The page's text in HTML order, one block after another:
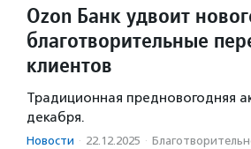
Ozon Банк удвоит
благотворительные
клиентов
Традиционная предновогодняя
декабря.
Новости · 22.12.2025 ·